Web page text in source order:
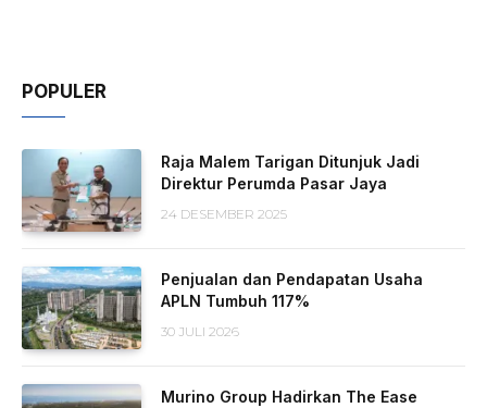
POPULER
Raja Malem Tarigan Ditunjuk Jadi
Direktur Perumda Pasar Jaya
24 DESEMBER 2025
Penjualan dan Pendapatan Usaha
APLN Tumbuh 117%
30 JULI 2026
Murino Group Hadirkan The Ease